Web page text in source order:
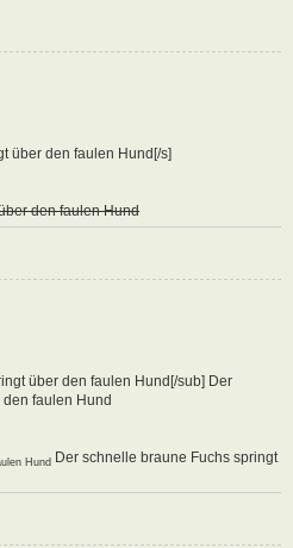
über den faulen Hund[/s]
den faulen Hund
über den faulen Hund[/sub] Der
faulen Hund
Hund
Der schnelle braune Fuchs springt